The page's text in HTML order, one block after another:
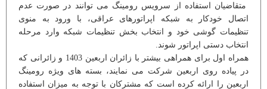
متقاضیان استفاده از سرویس رومینگ می توانند در صورت عدم
اتصال خودکار به شبکه اپراتورهای عراقی، با ورود به منوی
تنظیمات گوشی خود و انتخاب بخش تنظیمات شبکه وارد مرحله
انتخاب دستی اپراتور شوند.
همراه اول برای همراهی بیشتر با زائران اربعین 1403 و زائرانی که
در پیاده روی اربعین شرکت می نمایند، بسته های ویژه رومینگ
اربعین را ارائه کرده است که مشترکان با توجه به میزان استفاده